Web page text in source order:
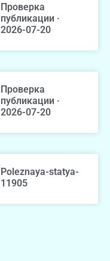
Проверка
публикации ·
2026-07-20
Проверка
публикации ·
2026-07-20
Poleznaya-statya-
11905